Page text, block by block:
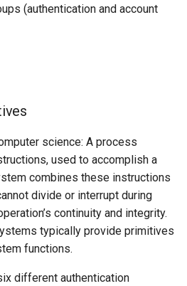
(authentication and account
science: A process
used to accomplish a
combines these instructions
divide or interrupt during
continuity and integrity.
typically provide primitives
functions.
different authentication